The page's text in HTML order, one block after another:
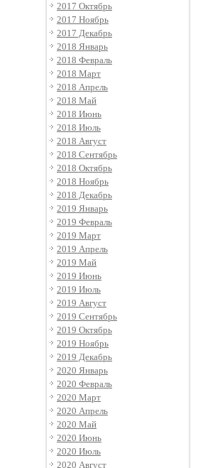
2017 Октябрь
2017 Ноябрь
2017 Декабрь
2018 Январь
2018 Февраль
2018 Март
2018 Апрель
2018 Май
2018 Июнь
2018 Июль
2018 Август
2018 Сентябрь
2018 Октябрь
2018 Ноябрь
2018 Декабрь
2019 Январь
2019 Февраль
2019 Март
2019 Апрель
2019 Май
2019 Июнь
2019 Июль
2019 Август
2019 Сентябрь
2019 Октябрь
2019 Ноябрь
2019 Декабрь
2020 Январь
2020 Февраль
2020 Март
2020 Апрель
2020 Май
2020 Июнь
2020 Июль
2020 Август